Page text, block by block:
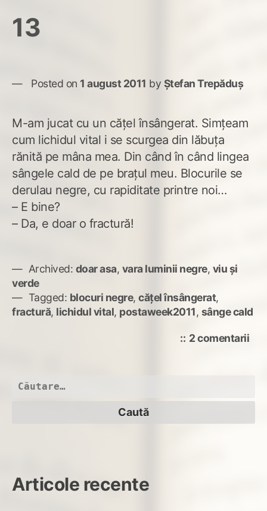
13
Posted on 1 august 2011 by Ștefan Trepăduș
M-am jucat cu un cățel însângerat. Simțeam
cum lichidul vital i se scurgea din lăbuța
rănită pe mâna mea. Din când în când lingea
sângele cald de pe brațul meu. Blocurile se
derulau negre, cu rapiditate printre noi…
– E bine?
– Da, e doar o fractură!
Archived: doar asa, vara luminii negre, viu și
verde
Tagged: blocuri negre, cățel însângerat,
fractură, lichidul vital, postaweek2011, sânge cald
2 comentariila
Caută
Articole recente